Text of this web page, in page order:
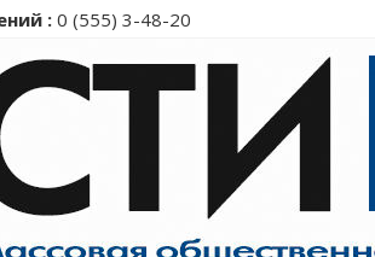
: 0 (555) 3-48-20